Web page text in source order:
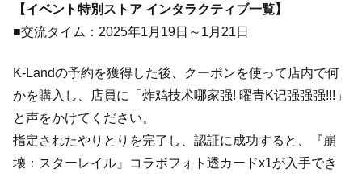
【イベント特別ストア インタラクティブ一覧】
■交流タイム：2025年1月19日～1月21日
K-Landの予約を獲得した後、クーポンを使って店内で何
かを購入し、店員に「炸鸡技术哪家强! 曜青K记强强强!!!」
と声をかけてください。
指定されたやりとりを完了し、認証に成功すると、『崩
壊：スターレイル』コラボフォト透カードx1が入手でき